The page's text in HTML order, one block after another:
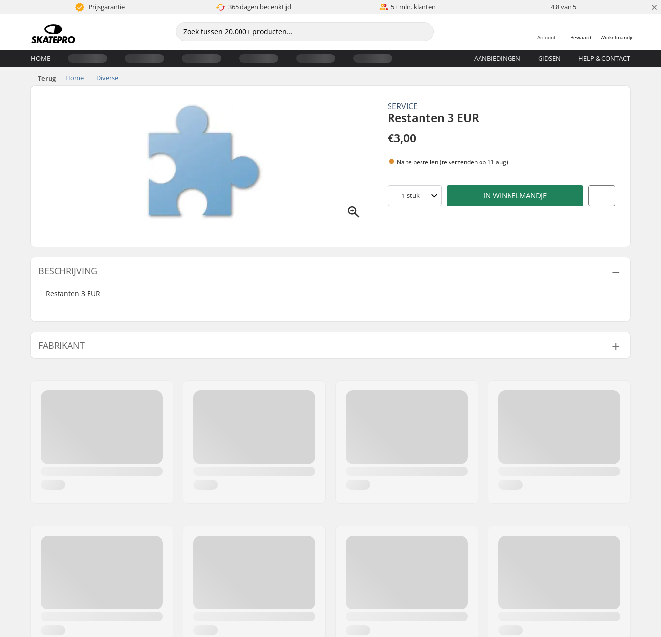
Prijsgarantie 365 dagen bedenktijd 5+ mln. klanten 4.8 van 5 ×
Winkelmandje
Bewaard
Account
HOME AANBIEDINGEN GIDSEN HELP & CONTACT
Terug Home Diverse
SERVICE
Restanten 3 EUR
€3,00
Na te bestellen (te verzenden op 11 aug)
1 stuk IN WINKELMANDJE
BESCHRIJVING
Restanten 3 EUR
FABRIKANT